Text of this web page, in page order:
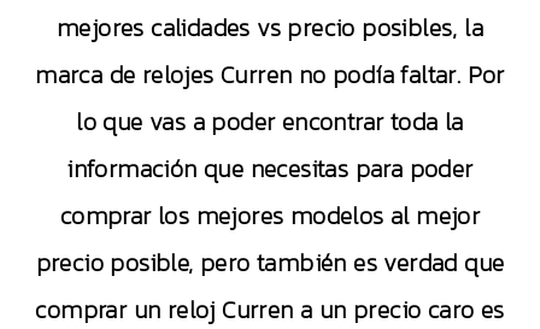
mejores calidades vs precio posibles, la
marca de relojes Curren no podía faltar. Por
lo que vas a poder encontrar toda la
información que necesitas para poder
comprar los mejores modelos al mejor
precio posible, pero también es verdad que
comprar un reloj Curren a un precio caro es